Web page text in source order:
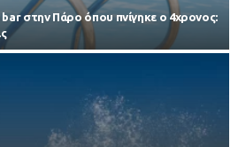
στην Πάρο όπου πνίγηκε ο 4χρονος: